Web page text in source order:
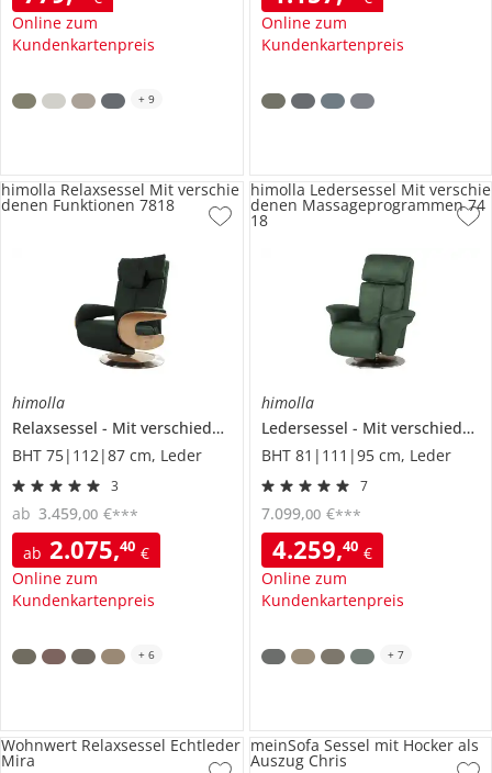
Online zum
Kundenkartenpreis
+ 9
Online zum
Kundenkartenpreis
himolla
Relaxsessel
Mit verschiedenen Funktionen
7818
BHT 75|112|87 cm, Leder
3
ab 2.075,40 €
Online zum
Kundenkartenpreis
ab 3.459,00 €***
himolla Relaxsessel Mit verschie
denen Funktionen 7818
+ 6
himolla
Ledersessel
Mit verschiedenen Massageprogrammen
BHT 81|111|95 cm, Leder
7
4.259,40 €
Online zum
Kundenkartenpreis
7.099,00 €***
himolla Ledersessel Mit verschie
denen Massageprogrammen 74
18
+ 7
Wohnwert Relaxsessel Echtleder
Mira
meinSofa Sessel mit Hocker als
Auszug Chris